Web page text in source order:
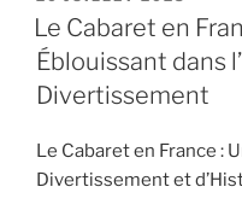
LE
Le Cabaret en
Éblouissant dans
Divertissement
Le Cabaret en France :
Divertissement et